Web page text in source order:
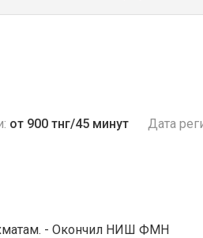
от 900 тнг/45 минут Дата
- Окончил НИШ ФМН